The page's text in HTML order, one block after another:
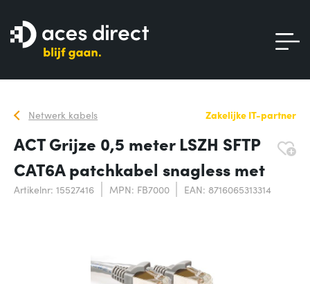
Netwerk kabels Zakelijke IT-partner
ACT Grijze 0,5 meter LSZH SFTP
CAT6A patchkabel snagless met
Artikelnr: 15527416 MPN: FB7000 EAN: 8716065313314